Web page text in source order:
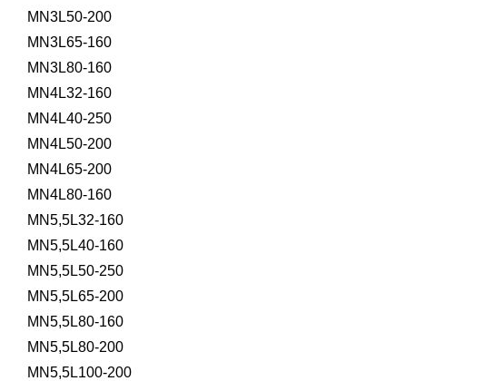
MN3L50-200
MN3L65-160
MN3L80-160
MN4L32-160
MN4L40-250
MN4L50-200
MN4L65-200
MN4L80-160
MN5,5L32-160
MN5,5L40-160
MN5,5L50-250
MN5,5L65-200
MN5,5L80-160
MN5,5L80-200
MN5,5L100-200